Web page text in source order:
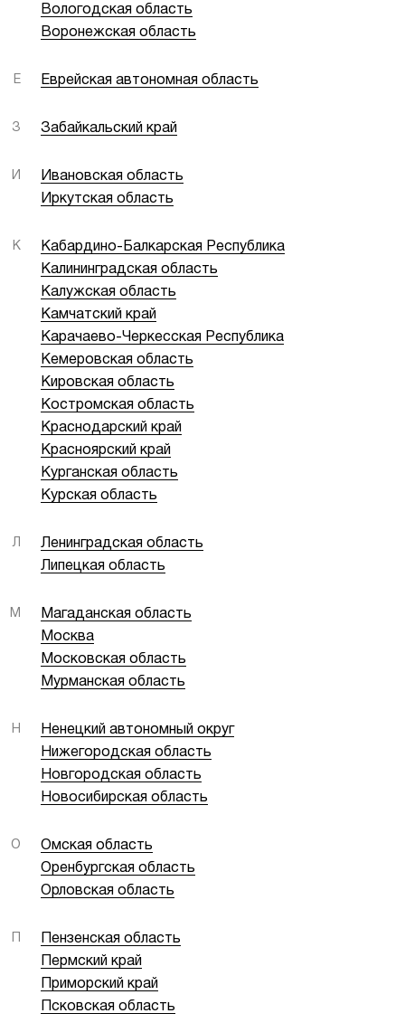
Вологодская область
Воронежская область
Е Еврейская автономная область
З Забайкальский край
И
Ивановская область
Иркутская область
К
Кабардино-Балкарская Республика
Калининградская область
Калужская область
Камчатский край
Карачаево-Черкесская Республика
Кемеровская область
Кировская область
Костромская область
Краснодарский край
Красноярский край
Курганская область
Курская область
Л
Ленинградская область
Липецкая область
М
Магаданская область
Москва
Московская область
Мурманская область
Н
Ненецкий автономный округ
Нижегородская область
Новгородская область
Новосибирская область
О
Омская область
Оренбургская область
Орловская область
Пензенская область
Пермский край
Приморский край
Псковская область